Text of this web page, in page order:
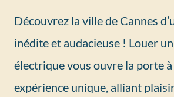
Découvrez la ville de Cannes
inédite et audacieuse ! Louer
électrique vous ouvre la porte
expérience unique, alliant